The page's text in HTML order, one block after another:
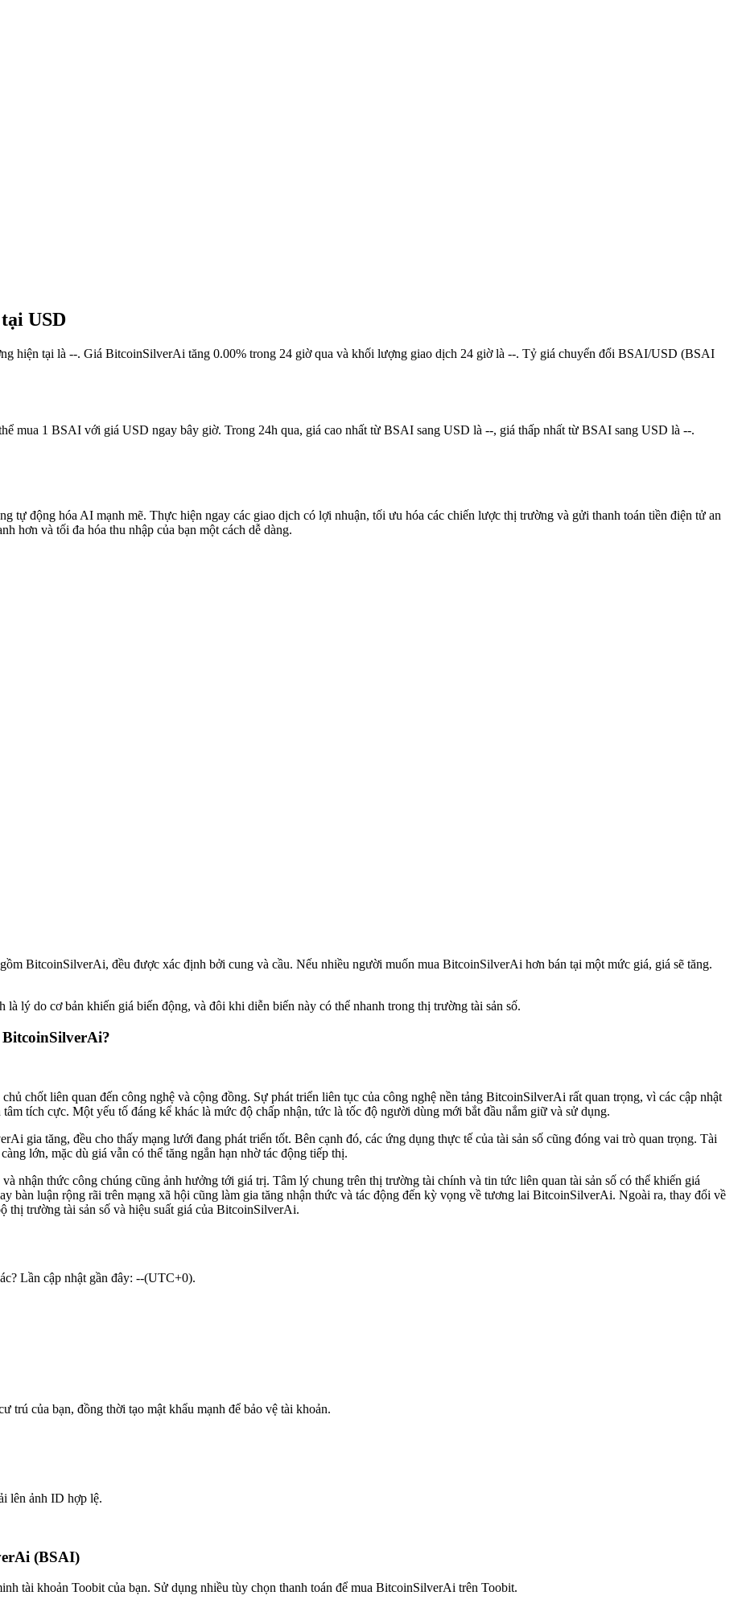
USD
hiện tại là --. Giá BitcoinSilverAi tăng 0.00% trong 24 giờ qua và khối lượng giao dịch 24 giờ là --. Tỷ giá chuyển đổi BSAI/USD (BSAI
mua 1 BSAI với giá USD ngay bây giờ. Trong 24h qua, giá cao nhất từ BSAI sang USD là --, giá thấp nhất từ BSAI sang USD là --.
tự động hóa AI mạnh mẽ. Thực hiện ngay các giao dịch có lợi nhuận, tối ưu hóa các chiến lược thị trường và gửi thanh toán tiền điện tử an
hơn và tối đa hóa thu nhập của bạn một cách dễ dàng.
BitcoinSilverAi, đều được xác định bởi cung và cầu. Nếu nhiều người muốn mua BitcoinSilverAi hơn bán tại một mức giá, giá sẽ tăng.
lý do cơ bản khiến giá biến động, và đôi khi diễn biến này có thể nhanh trong thị trường tài sản số.
chốt liên quan đến công nghệ và cộng đồng. Sự phát triển liên tục của công nghệ nền tảng BitcoinSilverAi rất quan trọng, vì các cập nhật
tích cực. Một yếu tố đáng kể khác là mức độ chấp nhận, tức là tốc độ người dùng mới bắt đầu nắm giữ và sử dụng.
gia tăng, đều cho thấy mạng lưới đang phát triển tốt. Bên cạnh đó, các ứng dụng thực tế của tài sản số cũng đóng vai trò quan trọng. Tài
lớn, mặc dù giá vẫn có thể tăng ngắn hạn nhờ tác động tiếp thị.
nhận thức công chúng cũng ảnh hưởng tới giá trị. Tâm lý chung trên thị trường tài chính và tin tức liên quan tài sản số có thể khiến giá
bàn luận rộng rãi trên mạng xã hội cũng làm gia tăng nhận thức và tác động đến kỳ vọng về tương lai BitcoinSilverAi. Ngoài ra, thay đổi về
thị trường tài sản số và hiệu suất giá của BitcoinSilverAi.
Lần cập nhật gần đây: --(UTC+0).
trú của bạn, đồng thời tạo mật khẩu mạnh để bảo vệ tài khoản.
lên ảnh ID hợp lệ.
(BSAI)
tài khoản Toobit của bạn. Sử dụng nhiều tùy chọn thanh toán để mua BitcoinSilverAi trên Toobit.